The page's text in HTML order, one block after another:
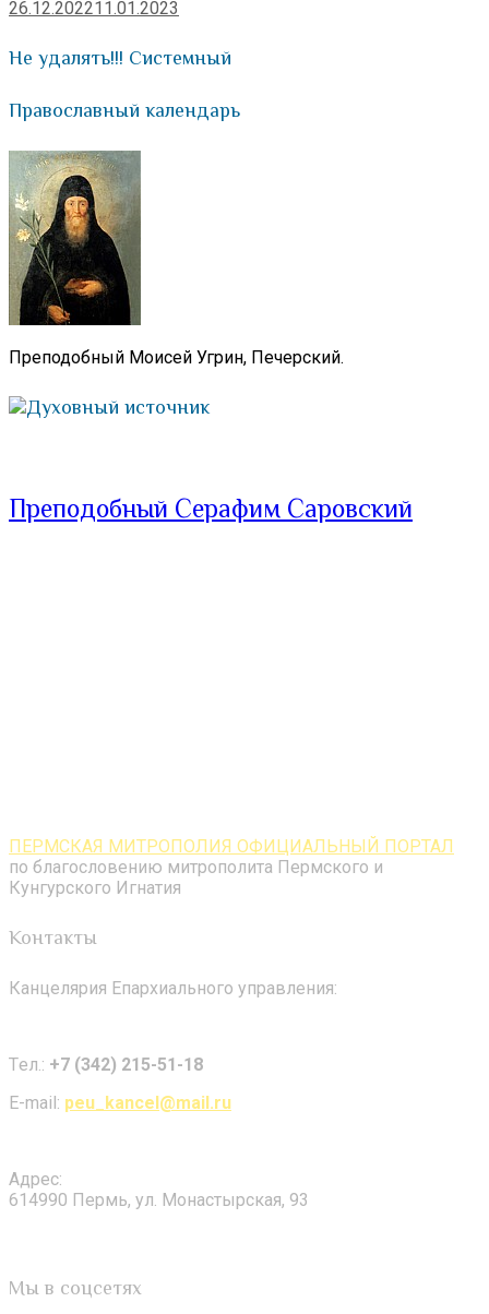
26.12.202211.01.2023
Не удалять!!! Системный
Православный календарь
Преподобный Моисей Угрин, Печерский.
Духовный источник
Преподобный Серафим Саровский
ПЕРМСКАЯ МИТРОПОЛИЯ ОФИЦИАЛЬНЫЙ ПОРТАЛ
по благословению митрополита Пермского и
Кунгурского Игнатия
Контакты
Канцелярия Епархиального управления:
Tел.: +7 (342) 215-51-18
E-mail: peu_kancel@mail.ru
Адрес:
614990 Пермь, ул. Монастырская, 93
Мы в соцсетях